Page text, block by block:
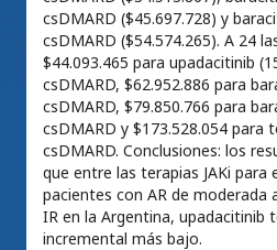
csDMARD ($45.697.728) y
csDMARD ($54.574.265). A 24
$44.093.465 para upadacitinib
csDMARD, $62.952.886 para
csDMARD, $79.850.766 para
csDMARD y $173.528.054 para
csDMARD. Conclusiones: los
que entre las terapias JAKi
pacientes con AR de moderada
IR en la Argentina, upadacitinib
incremental más bajo.